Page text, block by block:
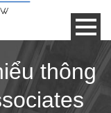
thông